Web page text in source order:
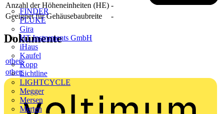
FINDER
FLUKE
Gira
HT Instruments GmbH
iHaus
Kaufel
Kopp
Lichtline
LIGHTCYCLE
Megger
Mersen
Merten
Anzahl der Höheneinheiten (HE) -
Geeignet für Gehäusebaubreite
-
Dokumente
others
others